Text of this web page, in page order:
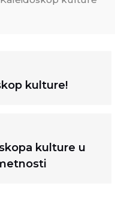
kulture!
kulture u